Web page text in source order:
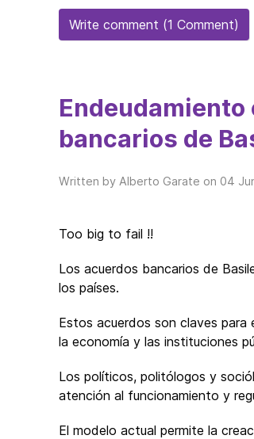
Write comment (1 Comment)
bancarios de
Written by Alberto Garate on 04
Too big to fail !!
Los acuerdos bancarios de
los países.
Estos acuerdos son claves
la economía y las instituciones
Los políticos, politólogos y
atención al funcionamiento y
El modelo actual permite la